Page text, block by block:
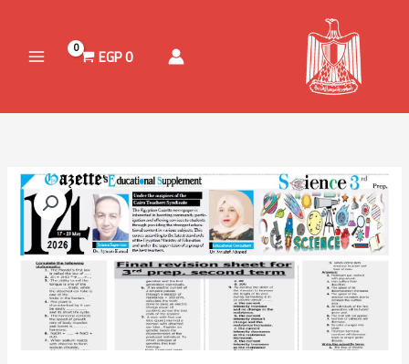
0
EGP
كمية
Sciences
3
Prep